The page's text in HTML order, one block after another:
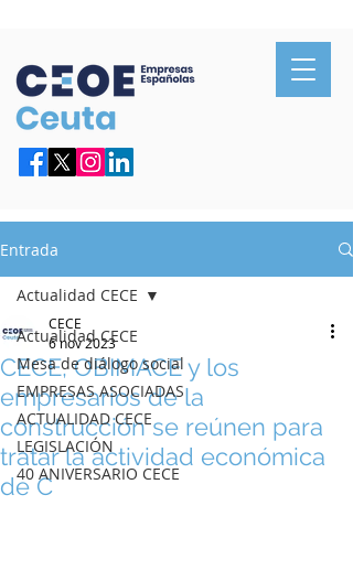
Entrada
Actualidad CECE
Mesa de diálogo social
EMPRESAS ASOCIADAS
ACTUALIDAD CECE
LEGISLACIÓN
40 ANIVERSARIO CECE
Actualidad CECE
CECE, OBIMACE y los
empresarios de la
construcción se reúnen para
tratar la actividad económica
de C
CECE
6 nov 2023